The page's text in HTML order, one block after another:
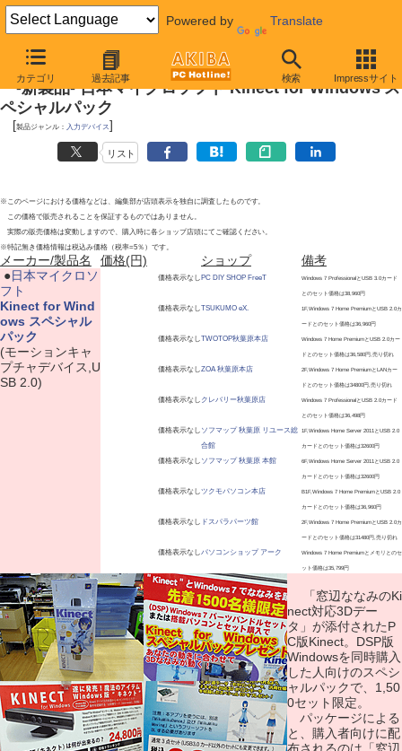
Powered by Translate
カテゴリ 過去記事 検索 Impressサイト
2012年4月21日
-新製品- 日本マイクロソフト Kinect for Windows ス
ペシャルパック
[製品ジャンル： 入力デバイス]
リスト
※このページにおける価格などは、編集部が店頭表示を独自に調査したものです。
この価格で販売されることを保証するものではありません。
実際の販売価格は変動しますので、購入時に各ショップ店頭にてご確認ください。
※特記無き価格情報は税込み価格（税率=5％）です。
メーカー/製品名 価格(円) ショップ
備考
●日本マイクロソ
フト
Kinect for Wind
ows スペシャル
パック
(モーションキャ
プチャデバイス,U
SB 2.0)
価格表示なし PC DIY SHOP FreeT Windows 7 ProfessionalとUSB 3.0カード
とのセット価格は38,960円
価格表示なしTSUKUMO eX. 1F,Windows 7 Home PremiumとUSB 2.0カ
ードとのセット価格は36,960円
価格表示なしTWOTOP秋葉原本店 Windows 7 Home PremiumとUSB 2.0カー
ドとのセット価格は36,580円,売り切れ
価格表示なしZOA 秋葉原本店 2F,Windows 7 Home PremiumとLANカー
ドとのセット価格は34800円,売り切れ
価格表示なし クレバリー秋葉原店 Windows 7 ProfessionalとUSB 2.0カード
とのセット価格は36,498円
価格表示なし ソフマップ 秋葉原 リユース総
合館
1F,Windows Home Server 2011とUSB 2.0
カードとのセット価格は32600円
価格表示なし ソフマップ 秋葉原 本館 6F,Windows Home Server 2011とUSB 2.0
カードとのセット価格は32600円
価格表示なしツクモパソコン本店 B1F,Windows 7 Home PremiumとUSB 2.0
カードとのセット価格は36,960円
価格表示なし ドスパラパーツ館 2F,Windows 7 Home PremiumとUSB 2.0カ
ードとのセット価格は31480円,売り切れ
価格表示なしパソコンショップ アーク Windows 7 Home Premiumとメモリとのセ
ット価格は35,799円
「窓辺ななみのKi
nect対応3Dデー
タ」が添付されたP
C版Kinect。DSP版
Windowsを同時購入
した人向けのスペシ
ャルパックで、1,50
0セット限定。
パッケージによる
と、購入者向けに配